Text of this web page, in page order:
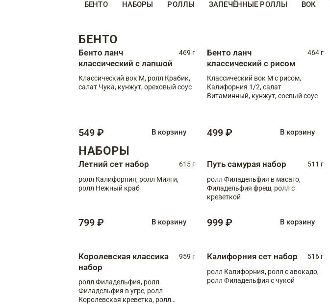
БЕНТО НАБОРЫ РОЛЛЫ ЗАПЕЧЁННЫЕ РОЛЛЫ ВОК
БЕНТО
Бенто ланч
классический с лапшой
469 г
Классический вок М, ролл Крабик,
салат Чука, кунжут, ореховый соус
549 ₽ В корзину
Бенто ланч
классический с рисом
464 г
Классический вок М с рисом,
Калифорния 1/2, салат
Витаминный, кунжут, соевый соус
499 ₽ В корзину
НАБОРЫ
Летний сет набор
615 г
ролл Калифорния, ролл Мияги,
ролл Нежный краб
799 ₽ В корзину
Путь самурая набор
511 г
ролл Филадельфия в масаго,
Филадельфия фреш, ролл с
креветкой
999 ₽ В корзину
Королевская классика
набор
959 г
ролл Филадельфия, ролл
Филадельфия в угре, ролл
Королевская креветка, ролл
Калифорния сет набор
516 г
ролл Калифорния, ролл с авокадо,
ролл Филадельфия с чукой